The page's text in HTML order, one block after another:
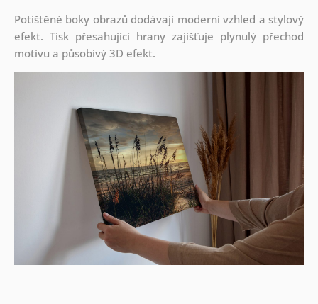
Potištěné boky obrazů dodávají moderní vzhled a stylový
efekt. Tisk přesahující hrany zajišťuje plynulý přechod
motivu a působivý 3D efekt.